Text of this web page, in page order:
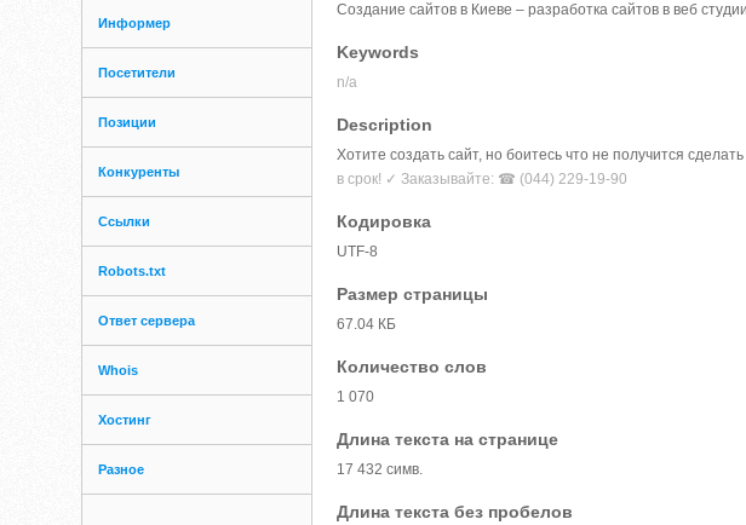
Информер
Посетители
Позиции
Конкуренты
Ссылки
Robots.txt
Ответ сервера
Whois
Хостинг
Разное
Создание сайтов в Киеве – разработка сайтов в веб
Keywords
n/a
Description
Хотите создать сайт, но боитесь что не получится
в срок! ✓ Заказывайте: ☎ (044) 229-­19-­90
Кодировка
UTF-8
Размер страницы
67.04 КБ
Количество слов
1 070
Длина текста на странице
17 432 симв.
Длина текста без пробелов